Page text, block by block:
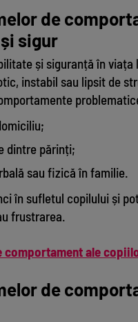
de
sigur
și siguranță în
instabil sau lipsit de
dintre părinți;
sau fizică în familie.
în sufletul copilului și
frustrarea.
comportament ale
de